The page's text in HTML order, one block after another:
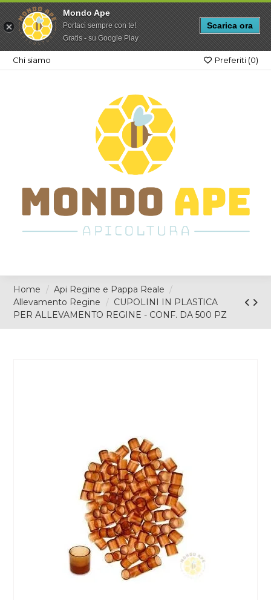
Mondo Ape
Portaci sempre con te!
Gratis - su Google Play
Scarica ora
Chi siamo Preferiti (0)
Home
Api Regine e Pappa Reale
Allevamento Regine
CUPOLINI IN PLASTICA
PER ALLEVAMENTO REGINE - CONF. DA 500 PZ